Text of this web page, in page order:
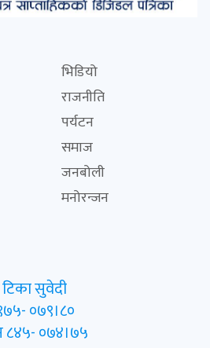
भिडियो
राजनीति
पर्यटन
समाज
जनबोली
मनोरन्जन
सुवेदी
०७९।८०
८४५- ०७४।७५